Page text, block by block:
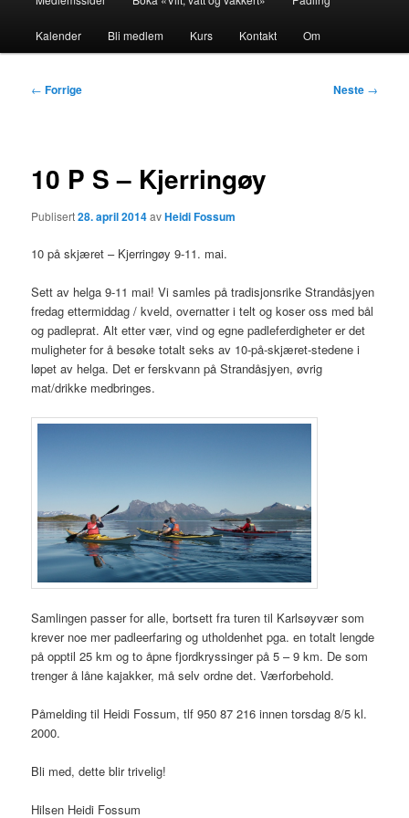
Kalender Bli medlem Kurs Kontakt Om
Innleggsnavigasjon
← Forrige Neste →
10 P S – Kjerringøy
Publisert28. april 2014avHeidi Fossum
10 på skjæret – Kjerringøy 9-11. mai.
Sett av helga 9-11 mai! Vi samles på tradisjonsrike Strandåsjyen
fredag ettermiddag / kveld, overnatter i telt og koser oss med bål
og padleprat. Alt etter vær, vind og egne padleferdigheter er det
muligheter for å besøke totalt seks av 10-på-skjæret-stedene i
løpet av helga. Det er ferskvann på Strandåsjyen, øvrig
mat/drikke medbringes.
Samlingen passer for alle, bortsett fra turen til Karlsøyvær som
krever noe mer padleerfaring og utholdenhet pga. en totalt lengde
på opptil 25 km og to åpne fjordkryssinger på 5 – 9 km. De som
trenger å låne kajakker, må selv ordne det. Værforbehold.
Påmelding til Heidi Fossum, tlf 950 87 216 innen torsdag 8/5 kl.
2000.
Bli med, dette blir trivelig!
Hilsen Heidi Fossum